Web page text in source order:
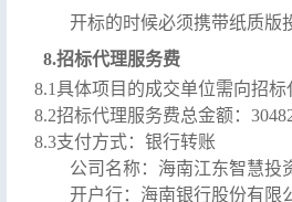
开标的时候必须携带纸质版
8.招标代理服务费
8.1具体项目的成交单位需向招标
8.2招标代理服务费总金额：
8.3支付方式：银行转账
公司名称：海南江东智慧投
开户行：海南银行股份有限